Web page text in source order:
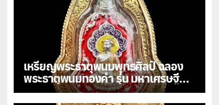
เหรียญพระธาตุพนมพุทธศิลป์ ฉลอง
พระธาตุพนมทองคำ รุ่น มหาเศรษฐี
108